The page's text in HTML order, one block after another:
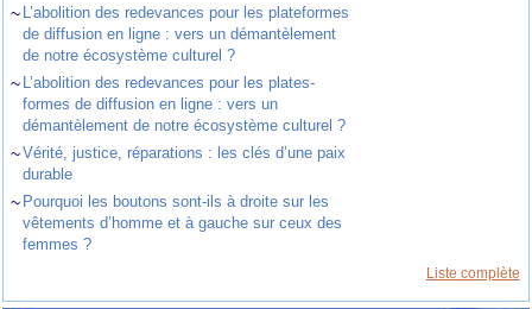
~ L’abolition des redevances pour les plateformes
de diffusion en ligne : vers un démantèlement
de notre écosystème culturel ?
~ L’abolition des redevances pour les plates-
formes de diffusion en ligne : vers un
démantèlement de notre écosystème culturel ?
~Vérité, justice, réparations : les clés d’une paix
durable
~ Pourquoi les boutons sont-ils à droite sur les
vêtements d’homme et à gauche sur ceux des
femmes ?
Liste complète